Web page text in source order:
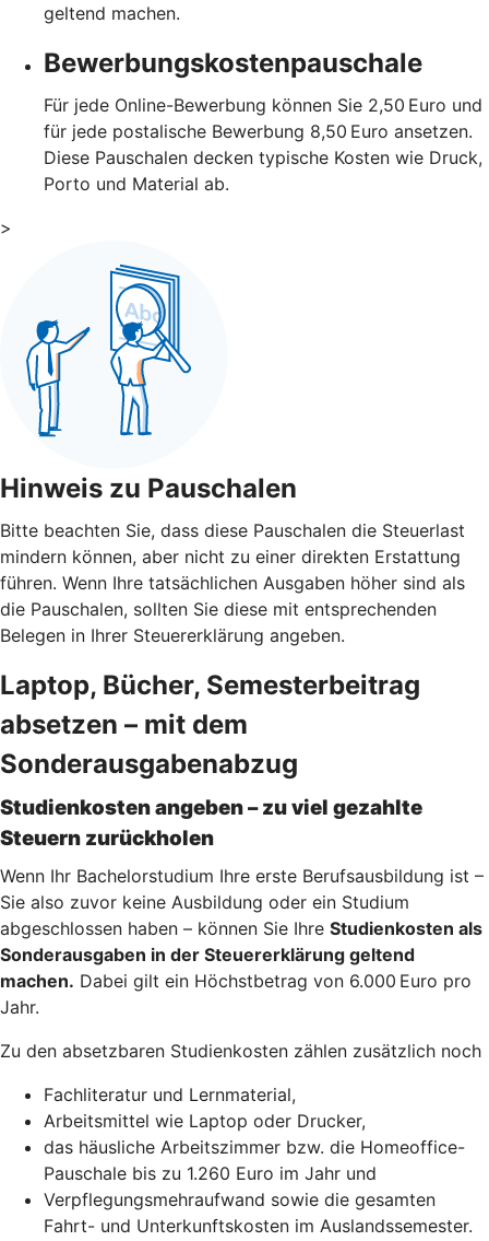
geltend machen.
Bewerbungskostenpauschale
Für jede Online-Bewerbung können Sie 2,50 Euro und
für jede postalische Bewerbung 8,50 Euro ansetzen.
Diese Pauschalen decken typische Kosten wie Druck,
Porto und Material ab.
>
Hinweis zu Pauschalen
Bitte beachten Sie, dass diese Pauschalen die Steuerlast
mindern können, aber nicht zu einer direkten Erstattung
führen. Wenn Ihre tatsächlichen Ausgaben höher sind als
die Pauschalen, sollten Sie diese mit entsprechenden
Belegen in Ihrer Steuererklärung angeben.
Laptop, Bücher, Semesterbeitrag
absetzen – mit dem
Sonderausgabenabzug
Studienkosten angeben – zu viel gezahlte
Steuern zurückholen
Wenn Ihr Bachelorstudium Ihre erste Berufsausbildung ist –
Sie also zuvor keine Ausbildung oder ein Studium
abgeschlossen haben – können Sie Ihre Studienkosten als
Sonderausgaben in der Steuererklärung geltend
machen. Dabei gilt ein Höchstbetrag von 6.000 Euro pro
Jahr.
Zu den absetzbaren Studienkosten zählen zusätzlich noch
Fachliteratur und Lernmaterial,
Arbeitsmittel wie Laptop oder Drucker,
das häusliche Arbeitszimmer bzw. die Homeoffice-
Pauschale bis zu 1.260 Euro im Jahr und
Verpflegungsmehraufwand sowie die gesamten
Fahrt- und Unterkunftskosten im Auslandssemester.